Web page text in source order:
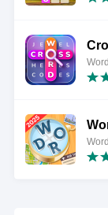
Word
Word